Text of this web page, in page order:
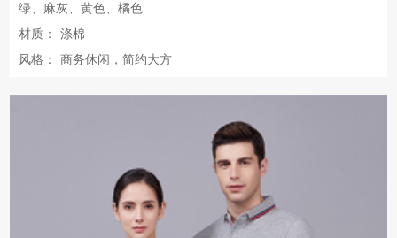
绿、麻灰、黄色、橘色
材质：
涤棉
风格：
商务休闲，简约大方